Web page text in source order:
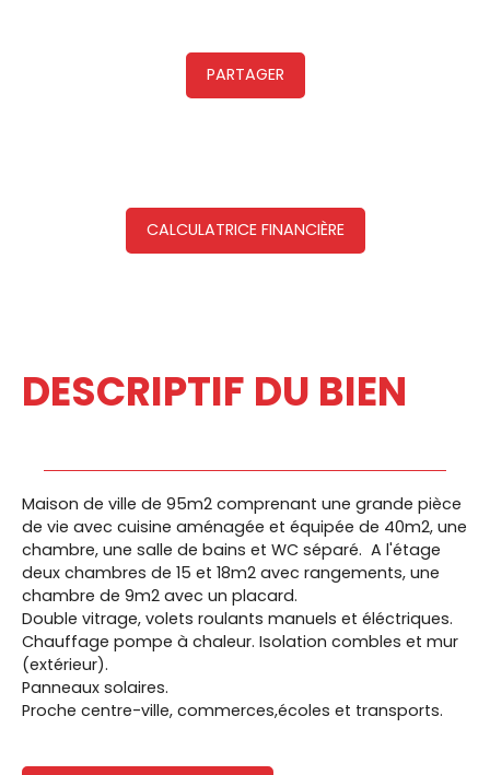
PARTAGER
CALCULATRICE FINANCIÈRE
DESCRIPTIF DU BIEN
Maison de ville de 95m2 comprenant une grande pièce
de vie avec cuisine aménagée et équipée de 40m2, une
chambre, une salle de bains et WC séparé. A l'étage
deux chambres de 15 et 18m2 avec rangements, une
chambre de 9m2 avec un placard.
Double vitrage, volets roulants manuels et éléctriques.
Chauffage pompe à chaleur. Isolation combles et mur
(extérieur).
Panneaux solaires.
Proche centre-ville, commerces,écoles et transports.